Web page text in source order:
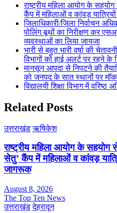
राष्ट्रीय महिला आयोग के
कैंप में महिलाओं व कांवड़
जिलाधिकारी/जिला निर्वाचन
पोलिंग बूथों का निरीक्षण कर
व्यवस्थाओं का लिया जायजा
भारी से बहुत भारी वर्षा की
विभागों को हाई अलर्ट पर रहने के
मानसून आपदा से निपटने की
को जनपद के सात स्थानों पर
विद्यालयी शिक्षा विभाग में वरिष्ठ
Related Posts
उत्तराखंड ऋषिकेश
राष्ट्रीय महिला आयोग के
सेतु’ कैंप में महिलाओं व कांवड़
जागरूक
August 8, 2026
The Top Ten News
उत्तराखंड देहरादून